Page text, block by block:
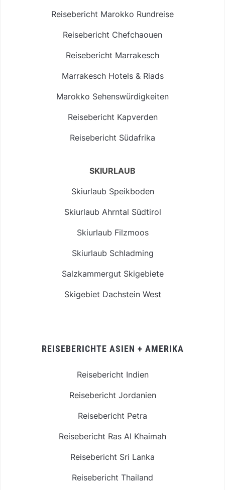
Reisebericht Marokko Rundreise
Reisebericht Chefchaouen
Reisebericht Marrakesch
Marrakesch Hotels & Riads
Marokko Sehenswürdigkeiten
Reisebericht Kapverden
Reisebericht Südafrika
SKIURLAUB
Skiurlaub Speikboden
Skiurlaub Ahrntal Südtirol
Skiurlaub Filzmoos
Skiurlaub Schladming
Salzkammergut Skigebiete
Skigebiet Dachstein West
REISEBERICHTE ASIEN + AMERIKA
Reisebericht Indien
Reisebericht Jordanien
Reisebericht Petra
Reisebericht Ras Al Khaimah
Reisebericht Sri Lanka
Reisebericht Thailand